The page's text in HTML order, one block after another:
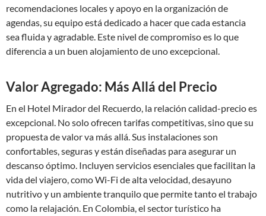
recomendaciones locales y apoyo en la organización de
agendas, su equipo está dedicado a hacer que cada estancia
sea fluida y agradable. Este nivel de compromiso es lo que
diferencia a un buen alojamiento de uno excepcional.
Valor Agregado: Más Allá del Precio
En el Hotel Mirador del Recuerdo, la relación calidad-precio es
excepcional. No solo ofrecen tarifas competitivas, sino que su
propuesta de valor va más allá. Sus instalaciones son
confortables, seguras y están diseñadas para asegurar un
descanso óptimo. Incluyen servicios esenciales que facilitan la
vida del viajero, como Wi-Fi de alta velocidad, desayuno
nutritivo y un ambiente tranquilo que permite tanto el trabajo
como la relajación. En Colombia, el sector turístico ha